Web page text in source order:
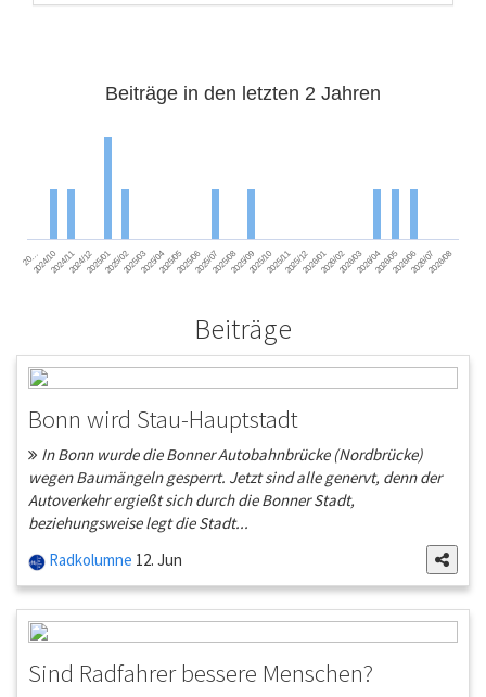
Beiträge in den letzten 2 Jahren
20…2024/102024/112024/122025/012025/022025/032025/042025/052025/062025/072025/082025/092025/102025/112025/122026/012026/022026/032026/042026/052026/062026/072026/08
Beiträge
Bonn wird Stau-Hauptstadt
In Bonn wurde die Bonner Autobahnbrücke (Nordbrücke)
wegen Baumängeln gesperrt. Jetzt sind alle genervt, denn der
Autoverkehr ergießt sich durch die Bonner Stadt,
beziehungsweise legt die Stadt...
Radkolumne 12. Jun
Sind Radfahrer bessere Menschen?